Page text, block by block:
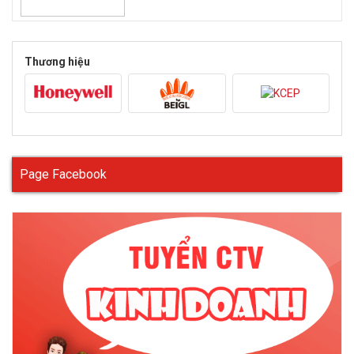
thao nổi tiếng
Để có thể giúp anh em có thể lựa chọn được cho mình một đôi
giày bảo hộ thể thao, thích hợp thì sau đây ECO3D sẽ chia sẻ
đến anh em những thông tin hữu ích về các thương hiệu giày
bảo hộ thể thao nhập khẩu.
Thương hiệu
Page Facebook